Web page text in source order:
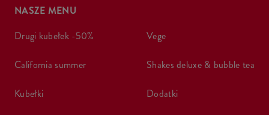
NASZE MENU
drugi kubełek -50%
california summer
kubełki
vege
shakes deluxe & bubble tea
dodatki